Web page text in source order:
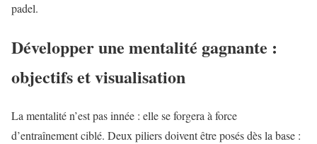
padel.
Développer une mentalité gagnante :
objectifs et visualisation
La mentalité n’est pas innée : elle se forgera à force
d’entraînement ciblé. Deux piliers doivent être posés dès la base :